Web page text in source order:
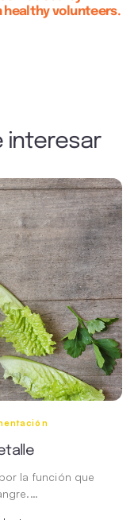
volunteers.
interesar
la función que